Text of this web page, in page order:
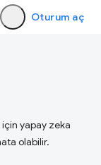
Oturum aç
yapay zeka
olabilir.